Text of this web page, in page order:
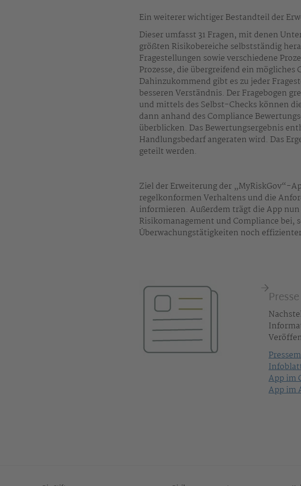
Ein weiterer wichtiger Bestandteil der
Dieser umfasst 31 Fragen, mit denen
größten Risikobereiche selbstständig
Fragestellungen sowie verschiedene
Prozesse, die übergreifend ein
Dahinzukommend gibt es zu jeder
besseren Verständnis. Der Fragebogen
und mittels des Selbst-Checks können
dann anhand des Compliance
überblicken. Das Bewertungsergebnis
Handlungsbedarf angeraten wird. Das
geteilt werden.
Ziel der Erweiterung der „MyRiskGov“-
regelkonformen Verhaltens und die
informieren. Außerdem trägt die App
Risikomanagement und Compliance bei,
Überwachungstätigkeiten noch
Presse
App im
App im